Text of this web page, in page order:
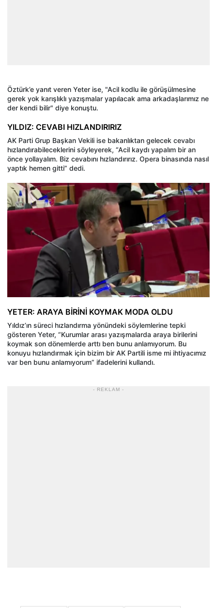
Öztürk’e yanıt veren Yeter ise, "Acil kodlu ile görüşülmesine
gerek yok karışlıklı yazışmalar yapılacak ama arkadaşlarımız ne
der kendi bilir" diye konuştu.
YILDIZ: CEVABI HIZLANDIRIRIZ
AK Parti Grup Başkan Vekili ise bakanlıktan gelecek cevabı
hızlandırabileceklerini söyleyerek, “Acil kaydı yapalım bir an
önce yollayalım. Biz cevabını hızlandırırız. Opera binasında nasıl
yaptık hemen gitti” dedi.
YETER: ARAYA BİRİNİ KOYMAK MODA OLDU
Yıldız’ın süreci hızlandırma yönündeki söylemlerine tepki
gösteren Yeter, “Kurumlar arası yazışmalarda araya birilerini
koymak son dönemlerde arttı ben bunu anlamıyorum. Bu
konuyu hızlandırmak için bizim bir AK Partili isme mi ihtiyacımız
var ben bunu anlamıyorum” ifadelerini kullandı.
- REKLAM -